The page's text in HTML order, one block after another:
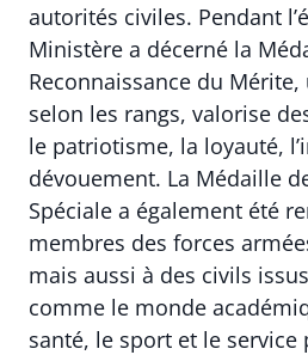
autorités civiles. Pendant
Ministère a décerné la
Reconnaissance du
selon les rangs, valorise
le patriotisme, la loyauté,
dévouement. La Médaille
Spéciale a également été
membres des forces
mais aussi à des civils
comme le monde
santé, le sport et le service